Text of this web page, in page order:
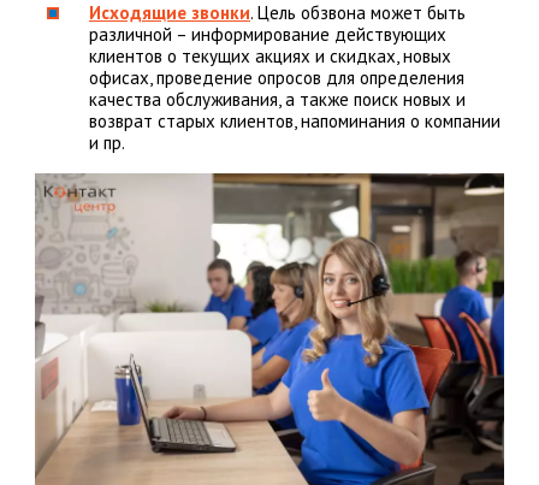
Исходящие звонки. Цель обзвона может быть
различной – информирование действующих
клиентов о текущих акциях и скидках, новых
офисах, проведение опросов для определения
качества обслуживания, а также поиск новых и
возврат старых клиентов, напоминания о компании
и пр.